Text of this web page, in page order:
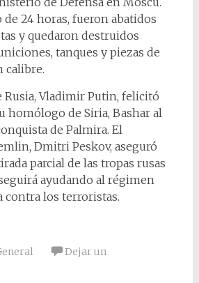
24 horas, fueron abatidos
y quedaron destruidos
tanques y piezas de
calibre.
Rusia, Vladimir Putin, felicitó
homólogo de Siria, Bashar al
de Palmira. El
Dmitri Peskov, aseguró
parcial de las tropas rusas
ayudando al régimen
contra los terroristas.
Dejar un